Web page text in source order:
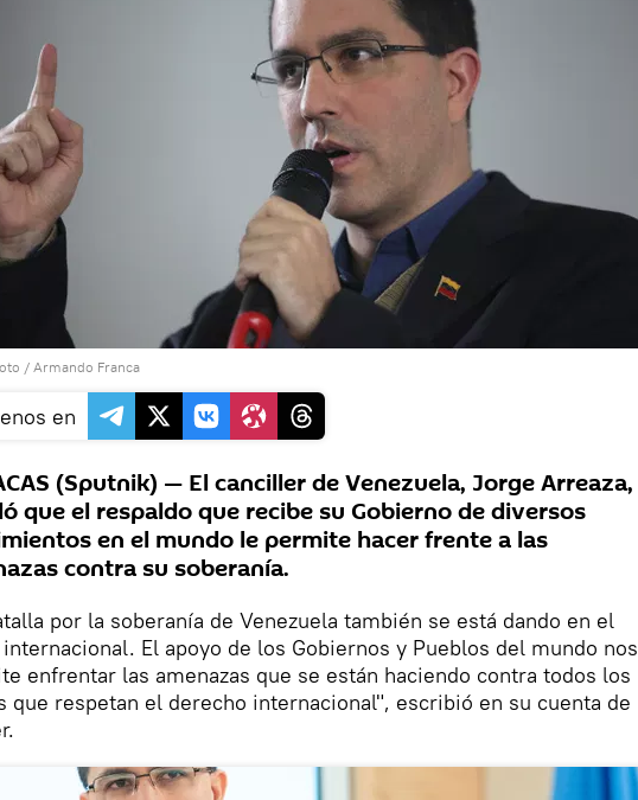
/ Armando Franca
en
(Sputnik) — El canciller de Venezuela, Jorge Arreaza,
que el respaldo que recibe su Gobierno de diversos
en el mundo le permite hacer frente a las
contra su soberanía.
por la soberanía de Venezuela también se está dando en el
El apoyo de los Gobiernos y Pueblos del mundo nos
enfrentar las amenazas que se están haciendo contra todos los
que respetan el derecho internacional", escribió en su cuenta de